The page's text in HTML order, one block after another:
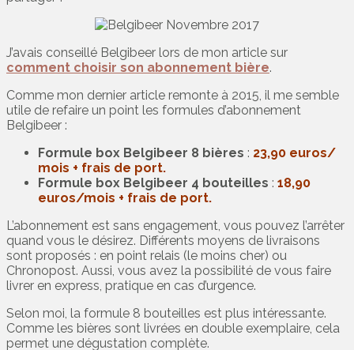
J’avais conseillé Belgibeer lors de mon article sur
comment choisir son abonnement bière.
Comme mon dernier article remonte à 2015, il me semble
utile de refaire un point les formules d’abonnement
Belgibeer :
Formule box Belgibeer 8 bières : 23,90 euros/
mois + frais de port.
Formule box Belgibeer 4 bouteilles : 18,90
euros/mois + frais de port.
L’abonnement est sans engagement, vous pouvez l’arrêter
quand vous le désirez. Différents moyens de livraisons
sont proposés : en point relais (le moins cher) ou
Chronopost. Aussi, vous avez la possibilité de vous faire
livrer en express, pratique en cas d’urgence.
Selon moi, la formule 8 bouteilles est plus intéressante.
Comme les bières sont livrées en double exemplaire, cela
permet une dégustation complète.